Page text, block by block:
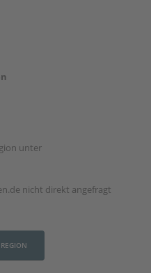
unter
nicht direkt angefragt